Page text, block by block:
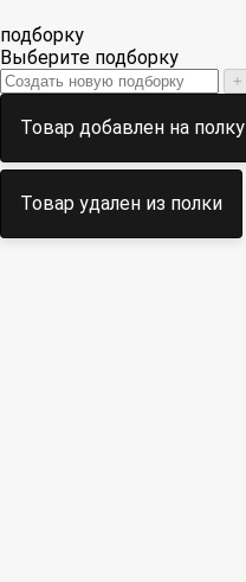
подборку
Выберите подборку
+
Товар добавлен на полку
Товар удален из полки